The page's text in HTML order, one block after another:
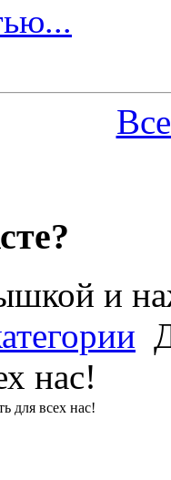
и
нас!
для всех нас!